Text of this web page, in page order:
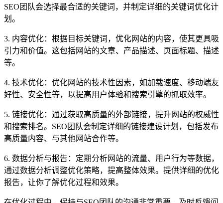
SEO团队会选择最合适的关键词，并制定详细的关键词优化计
划。
3. 内容优化：根据目标关键词，优化网站的内容，使其更具吸
引力和价值。这包括网站的文章、产品描述、页面标题、描述
等。
4. 技术优化：优化网站的技术性因素，如加载速度、移动端友
好性、安全性等，以提高用户体验和搜索引擎的抓取效率。
5. 链接优化：通过获取高质量的外部链接，提升网站的权威性
和搜索排名。SEO团队会制定详细的链接建设计划，包括发布
高质量内容、与其他网站合作等。
6. 数据分析与报告：定期分析网站的流量、用户行为等数据，
通过数据分析调整优化策略，提高整体效果。提供详细的优化
报告，让你了解优化过程和效果。